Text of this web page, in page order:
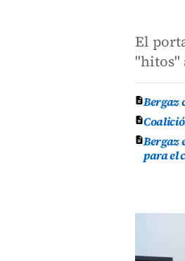
El
"hitos"
Bergaz
Bergaz
para el